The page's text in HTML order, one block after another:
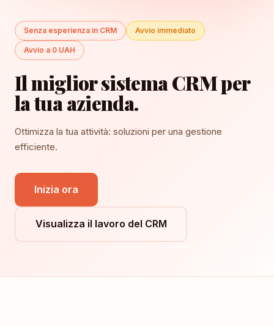
Senza esperienza in CRM Avvio immediato
Avvio a 0 UAH
Il miglior sistema CRM per
la tua azienda.
Ottimizza la tua attività: soluzioni per una gestione
efficiente.
Inizia ora
Visualizza il lavoro del CRM